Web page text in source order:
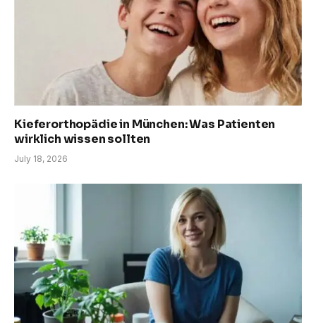
Kieferorthopädie in München: Was Patienten
wirklich wissen sollten
July 18, 2026